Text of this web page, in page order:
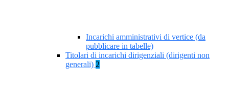
Incarichi amministrativi di vertice (da
pubblicare in tabelle)
Titolari di incarichi dirigenziali (dirigenti non
generali) 2